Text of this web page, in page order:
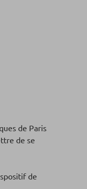
de Paris
de se
de